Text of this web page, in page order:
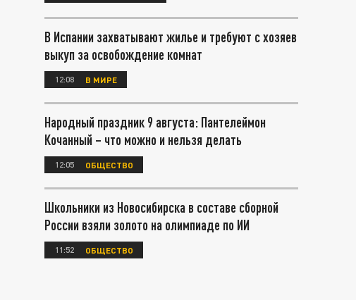
В Испании захватывают жилье и требуют с хозяев
выкуп за освобождение комнат
12:08 В МИРЕ
Народный праздник 9 августа: Пантелеймон
Кочанный – что можно и нельзя делать
12:05 ОБЩЕСТВО
Школьники из Новосибирска в составе сборной
России взяли золото на олимпиаде по ИИ
11:52 ОБЩЕСТВО